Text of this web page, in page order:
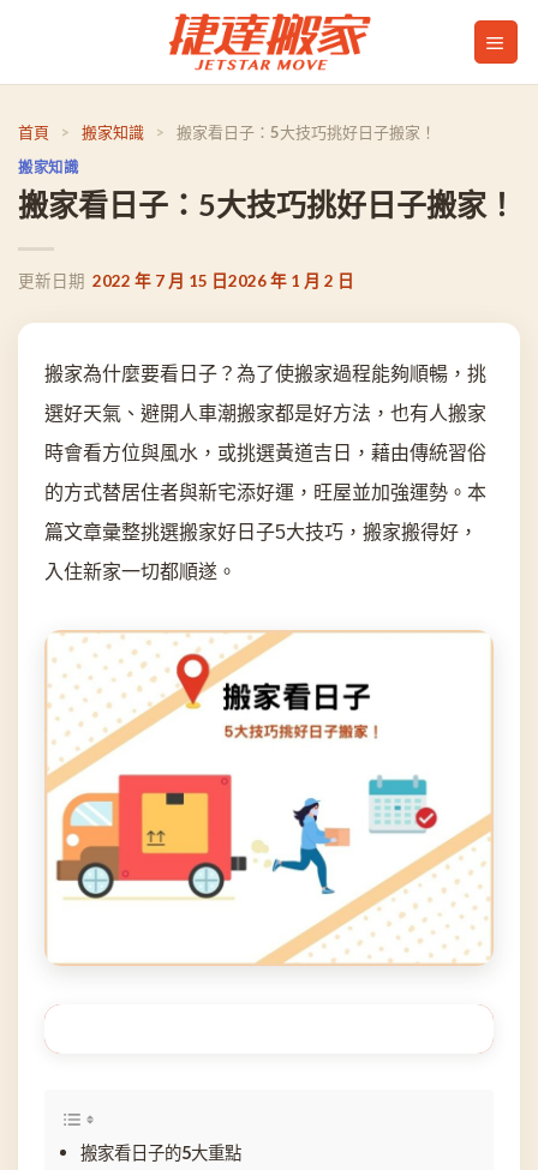
content
首頁 > 搬家知識 > 搬家看日子：5大技巧挑好日子搬家！
搬家知識
搬家看日子：5大技巧挑好日子搬家！
2022 年 7 月 15 日2026 年 1 月 2 日
搬家為什麼要看日子？為了使搬家過程能夠順暢，挑
選好天氣、避開人車潮搬家都是好方法，也有人搬家
時會看方位與風水，或挑選黃道吉日，藉由傳統習俗
的方式替居住者與新宅添好運，旺屋並加強運勢。本
篇文章彙整挑選搬家好日子5大技巧，搬家搬得好，
入住新家一切都順遂。
搬家看日子的5大重點